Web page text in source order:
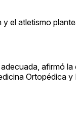
el atletismo
afirmó
Ortopédica